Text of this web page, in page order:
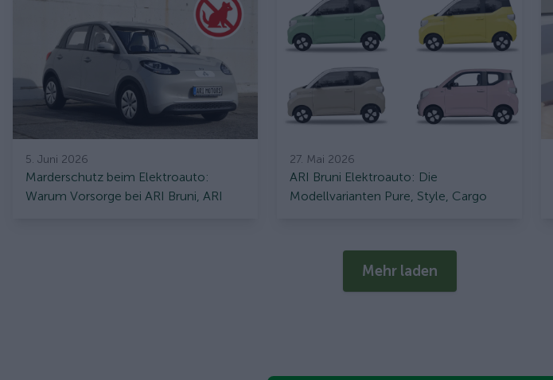
5. Juni 2026
Marderschutz beim Elektroauto:
Warum Vorsorge bei ARI Bruni, ARI
27. Mai 2026
ARI Bruni Elektroauto: Die
Modellvarianten Pure, Style, Cargo
Mehr laden